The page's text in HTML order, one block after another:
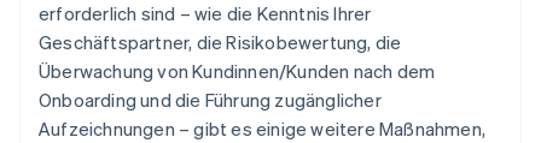
erforderlich sind – wie die Kenntnis Ihrer
Geschäftspartner, die Risikobewertung, die
Überwachung von Kundinnen/Kunden nach dem
Onboarding und die Führung zugänglicher
Aufzeichnungen – gibt es einige weitere Maßnahmen,